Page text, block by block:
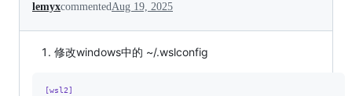
lemyxcommentedAug 19, 2025
修改windows中的 ~/.wslconfig
[wsl2]